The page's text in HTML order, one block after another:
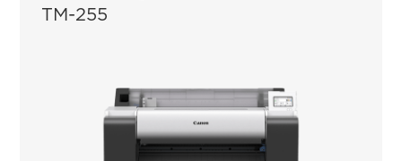
TM-255